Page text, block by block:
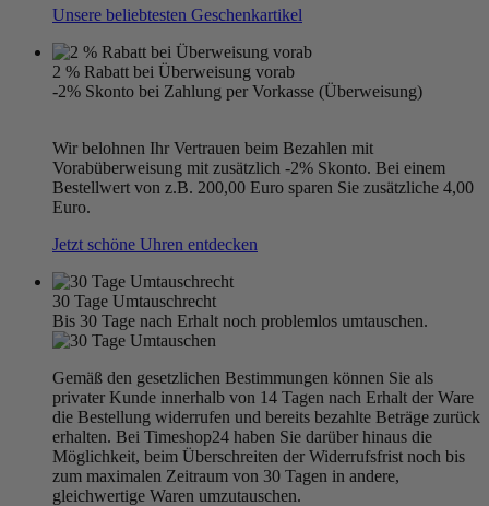
Unsere beliebtesten Geschenkartikel
2 % Rabatt bei Überweisung vorab
-2% Skonto bei Zahlung per Vorkasse (Überweisung)
Wir belohnen Ihr Vertrauen beim Bezahlen mit
Vorabüberweisung mit zusätzlich -2% Skonto. Bei einem
Bestellwert von z.B. 200,00 Euro sparen Sie zusätzliche 4,00
Euro.
Jetzt schöne Uhren entdecken
30 Tage Umtauschrecht
Bis 30 Tage nach Erhalt noch problemlos umtauschen.
Gemäß den gesetzlichen Bestimmungen können Sie als
privater Kunde innerhalb von 14 Tagen nach Erhalt der Ware
die Bestellung widerrufen und bereits bezahlte Beträge zurück
erhalten. Bei Timeshop24 haben Sie darüber hinaus die
Möglichkeit, beim Überschreiten der Widerrufsfrist noch bis
zum maximalen Zeitraum von 30 Tagen in andere,
gleichwertige Waren umzutauschen.